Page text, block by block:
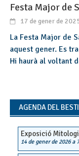
Festa Major de
17 de gener de
La Festa Major de
aquest gener. Es
Hi haurà al voltant
AGENDA DEL
Exposició
14 de gener de 2026a